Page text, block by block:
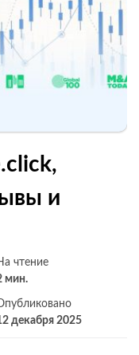
и
чтение
мин.
декабря 2025